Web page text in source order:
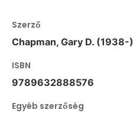
Szerző
Chapman, Gary D. (1938-)
ISBN
9789632888576
Egyéb szerzőség